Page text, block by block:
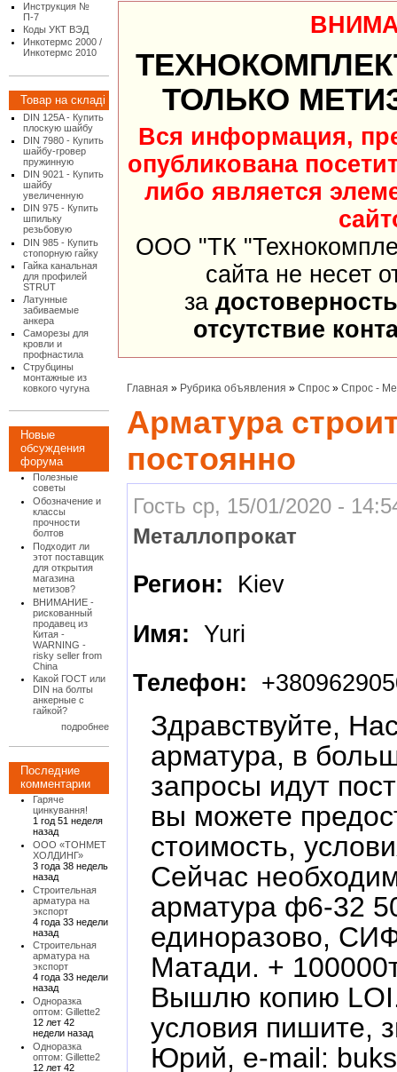
Инструкция №
П-7
Коды УКТ ВЭД
Инкотермс 2000 /
Инкотермс 2010
Товар на складі
DIN 125A - Купить
плоскую шайбу
DIN 7980 - Купить
шайбу-гровер
пружинную
DIN 9021 - Купить
шайбу
увеличенную
DIN 975 - Купить
шпильку
резьбовую
DIN 985 - Купить
стопорную гайку
Гайка канальная
для профилей
STRUT
Латунные
забиваемые
анкера
Саморезы для
кровли и
профнастила
Струбцины
монтажные из
ковкого чугуна
Новые
обсуждения
форума
Полезные
советы
Обозначение и
классы
прочности
болтов
Подходит ли
этот поставщик
для открытия
магазина
метизов?
ВНИМАНИЕ -
рискованный
продавец из
Китая -
WARNING -
risky seller from
China
Какой ГОСТ или
DIN на болты
анкерные с
гайкой?
подробнее
Последние
комментарии
Гаряче
цинкування!
1 год 51 неделя
назад
ООО «ТОНМЕТ
ХОЛДИНГ»
3 года 38 недель
назад
Строительная
арматура на
экспорт
4 года 33 недели
назад
Строительная
арматура на
экспорт
4 года 33 недели
назад
Одноразка
оптом: Gillette2
12 лет 42
недели назад
Одноразка
оптом: Gillette2
12 лет 42
ТОЛЬКО
Вся информация,
опубликована
либо является
ООО "ТК
сайта не несет
за
отсутствие
Главная » Рубрика объявления » Спрос » Спрос -
Арматура
постоянно
Гость ср, 15/01/2020 -
Металлопрокат
Регион:
Kiev
Имя: Yuri
Телефон:
Здравствуйте,
арматура, в
запросы идут
вы можете
стоимость,
Сейчас
арматура ф6-32
единоразово,
Матади. +
Вышлю копию
условия пишите,
Юрий, e-mail: